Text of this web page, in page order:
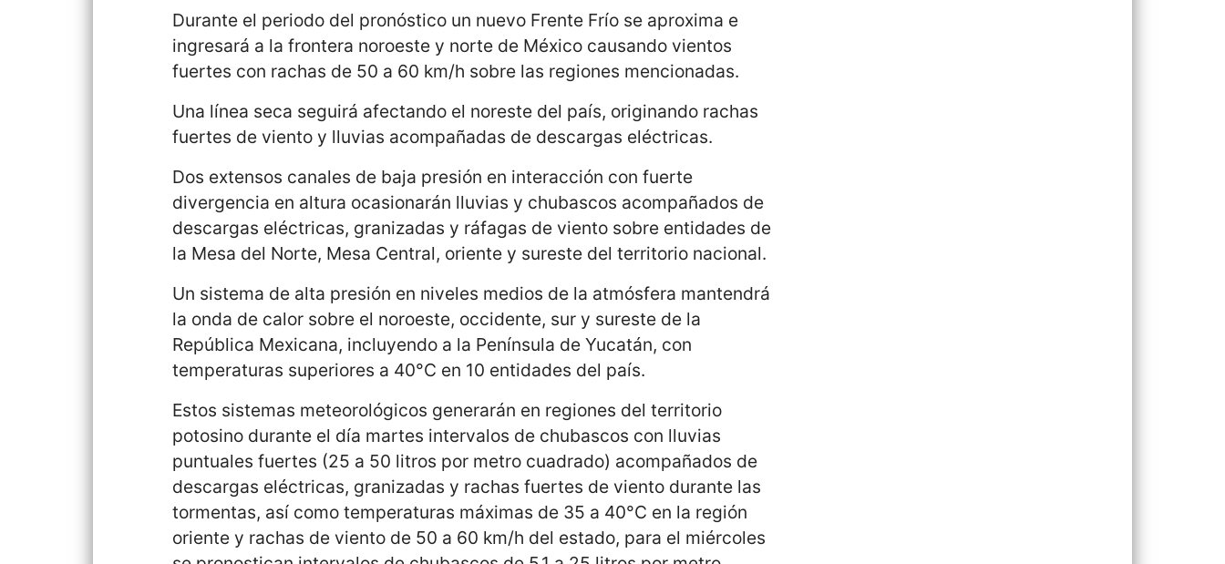
Durante el periodo del pronóstico un nuevo Frente Frío se aproxima e
ingresará a la frontera noroeste y norte de México causando vientos
fuertes con rachas de 50 a 60 km/h sobre las regiones mencionadas.
Una línea seca seguirá afectando el noreste del país, originando rachas
fuertes de viento y lluvias acompañadas de descargas eléctricas.
Dos extensos canales de baja presión en interacción con fuerte
divergencia en altura ocasionarán lluvias y chubascos acompañados de
descargas eléctricas, granizadas y ráfagas de viento sobre entidades de
la Mesa del Norte, Mesa Central, oriente y sureste del territorio nacional.
Un sistema de alta presión en niveles medios de la atmósfera mantendrá
la onda de calor sobre el noroeste, occidente, sur y sureste de la
República Mexicana, incluyendo a la Península de Yucatán, con
temperaturas superiores a 40°C en 10 entidades del país.
Estos sistemas meteorológicos generarán en regiones del territorio
potosino durante el día martes intervalos de chubascos con lluvias
puntuales fuertes (25 a 50 litros por metro cuadrado) acompañados de
descargas eléctricas, granizadas y rachas fuertes de viento durante las
tormentas, así como temperaturas máximas de 35 a 40°C en la región
oriente y rachas de viento de 50 a 60 km/h del estado, para el miércoles